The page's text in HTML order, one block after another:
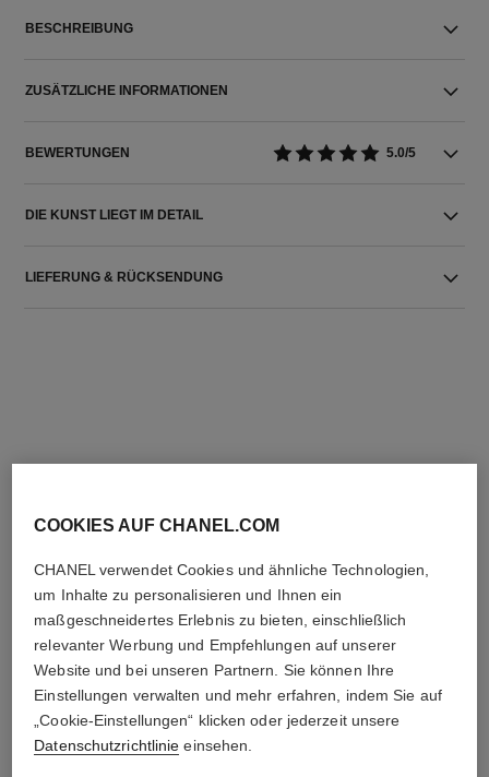
BESCHREIBUNG
ZUSÄTZLICHE INFORMATIONEN
BEWERTUNGEN 5.0/5
DIE KUNST LIEGT IM DETAIL
LIEFERUNG & RÜCKSENDUNG
COOKIES AUF CHANEL.COM
CHANEL verwendet Cookies und ähnliche Technologien,
um Inhalte zu personalisieren und Ihnen ein
maßgeschneidertes Erlebnis zu bieten, einschließlich
relevanter Werbung und Empfehlungen auf unserer
Website und bei unseren Partnern. Sie können Ihre
Einstellungen verwalten und mehr erfahren, indem Sie auf
„Cookie-Einstellungen“ klicken oder jederzeit unsere
Datenschutzrichtlinie einsehen.